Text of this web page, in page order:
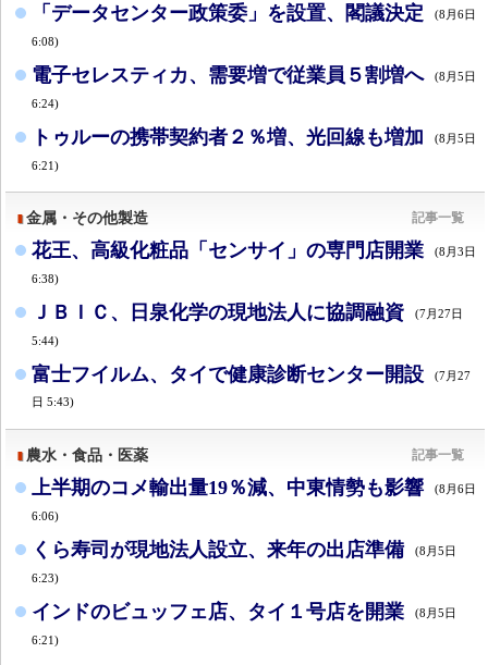
「データセンター政策委」を設置、閣議決定 (8月6日
6:08)
電子セレスティカ、需要増で従業員５割増へ (8月5日
6:24)
トゥルーの携帯契約者２％増、光回線も増加 (8月5日
6:21)
金属・その他製造 記事一覧
花王、高級化粧品「センサイ」の専門店開業 (8月3日
6:38)
ＪＢＩＣ、日泉化学の現地法人に協調融資 (7月27日
5:44)
富士フイルム、タイで健康診断センター開設
(7月27
日 5:43)
農水・食品・医薬 記事一覧
上半期のコメ輸出量19％減、中東情勢も影響 (8月6日
6:06)
くら寿司が現地法人設立、来年の出店準備 (8月5日
6:23)
インドのビュッフェ店、タイ１号店を開業 (8月5日
6:21)